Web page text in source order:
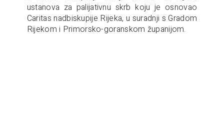
ustanova za palijativnu skrb koju je osnovao
Caritas nadbiskupije Rijeka, u suradnji s Gradom
Rijekom i Primorsko-goranskom županijom.